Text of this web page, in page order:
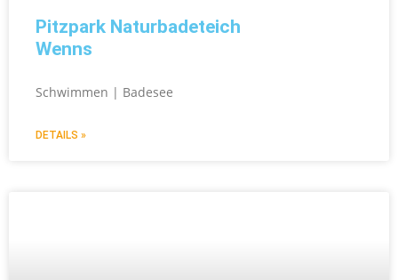
Pitzpark Naturbadeteich
Wenns
Schwimmen | Badesee
DETAILS »